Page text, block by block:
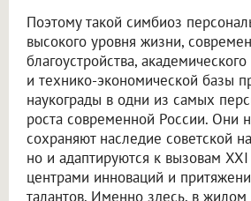
Поэтому такой симбиоз
высокого уровня жизни,
благоустройства,
и технико-экономической базы
наукограды в одни из самых
роста современной России. Они
сохраняют наследие советской
но и адаптируются к вызовам XXI
центрами инноваций и
талантов. Именно здесь, в